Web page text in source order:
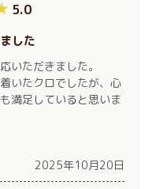
5.0
した
いただきました。
いたクロでしたが、心
満足していると思いま
2025年10月20日